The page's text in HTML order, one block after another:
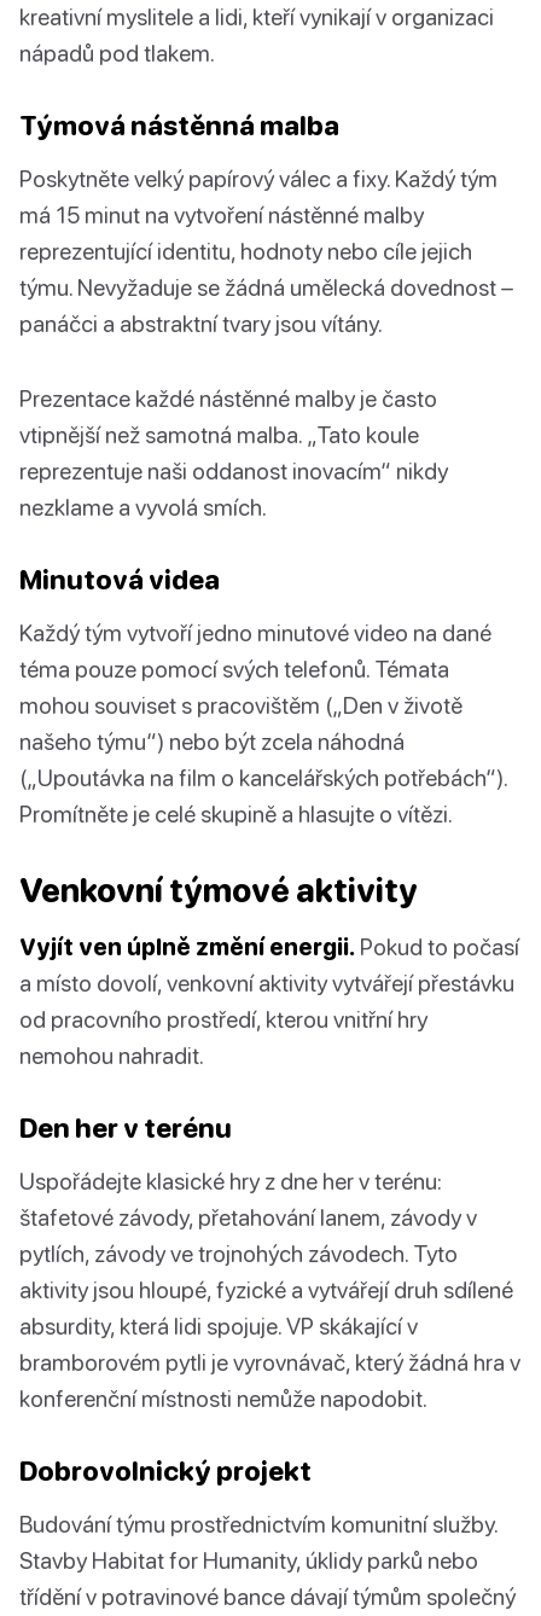
kreativní myslitele a lidi, kteří vynikají v organizaci
nápadů pod tlakem.
Týmová nástěnná malba
Poskytněte velký papírový válec a fixy. Každý tým
má 15 minut na vytvoření nástěnné malby
reprezentující identitu, hodnoty nebo cíle jejich
týmu. Nevyžaduje se žádná umělecká dovednost –
panáčci a abstraktní tvary jsou vítány.
Prezentace každé nástěnné malby je často
vtipnější než samotná malba. „Tato koule
reprezentuje naši oddanost inovacím“ nikdy
nezklame a vyvolá smích.
Minutová videa
Každý tým vytvoří jedno minutové video na dané
téma pouze pomocí svých telefonů. Témata
mohou souviset s pracovištěm („Den v životě
našeho týmu“) nebo být zcela náhodná
(„Upoutávka na film o kancelářských potřebách“).
Promítněte je celé skupině a hlasujte o vítězi.
Venkovní týmové aktivity
Vyjít ven úplně změní energii. Pokud to počasí
a místo dovolí, venkovní aktivity vytvářejí přestávku
od pracovního prostředí, kterou vnitřní hry
nemohou nahradit.
Den her v terénu
Uspořádejte klasické hry z dne her v terénu:
štafetové závody, přetahování lanem, závody v
pytlích, závody ve trojnohých závodech. Tyto
aktivity jsou hloupé, fyzické a vytvářejí druh sdílené
absurdity, která lidi spojuje. VP skákající v
bramborovém pytli je vyrovnávač, který žádná hra v
konferenční místnosti nemůže napodobit.
Dobrovolnický projekt
Budování týmu prostřednictvím komunitní služby.
Stavby Habitat for Humanity, úklidy parků nebo
třídění v potravinové bance dávají týmům společný